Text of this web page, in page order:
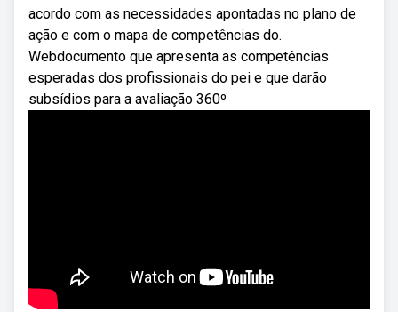
acordo com as necessidades apontadas no plano de
ação e com o mapa de competências do.
Webdocumento que apresenta as competências
esperadas dos profissionais do pei e que darão
subsídios para a avaliação 360º